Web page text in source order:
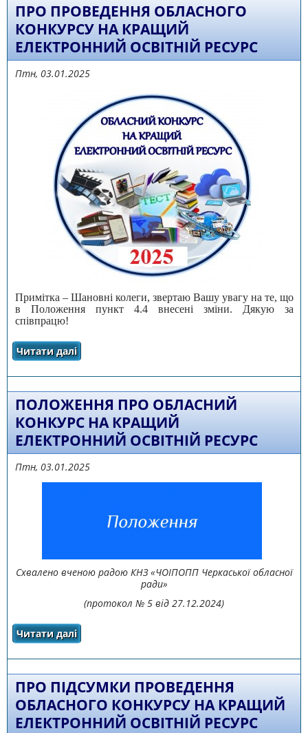
ПРО ПРОВЕДЕННЯ ОБЛАСНОГО
КОНКУРСУ НА КРАЩИЙ
ЕЛЕКТРОННИЙ ОСВІТНІЙ РЕСУРС
Птн, 03.01.2025
Примітка – Шановні колеги, звертаю Вашу увагу на те, що
в Положення пункт 4.4 внесені зміни. Дякую за
співпрацю!
Читати даліпро ПРО ПРОВЕДЕННЯ ОБЛАСНОГО КОНКУРСУ
РЕСУРС
ПОЛОЖЕННЯ ПРО ОБЛАСНИЙ
КОНКУРС НА КРАЩИЙ
ЕЛЕКТРОННИЙ ОСВІТНІЙ РЕСУРС
Птн, 03.01.2025
Схвалено вченою радою КНЗ «ЧОІПОПП Черкаської обласної
ради»
(протокол № 5 від 27.12.2024)
Читати далі
РЕСУРС
ПРО ПІДСУМКИ ПРОВЕДЕННЯ
ОБЛАСНОГО КОНКУРСУ НА КРАЩИЙ
ЕЛЕКТРОННИЙ ОСВІТНІЙ РЕСУРС